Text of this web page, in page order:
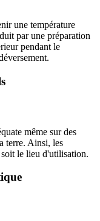
une température
par une préparation
pendant le
même sur des
terre. Ainsi, les
le lieu d'utilisation.